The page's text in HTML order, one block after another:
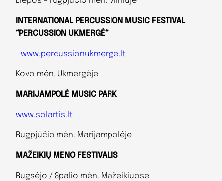
INTERNATIONAL PERCUSSION MUSIC FESTIVAL
“PERCUSSION UKMERGĖ“
www.percussionukmerge.lt
Kovo mėn. Ukmergėje
MARIJAMPOLĖ MUSIC PARK
www.solartis.lt
Rugpjūčio mėn. Marijampolėje
MAŽEIKIŲ MENO FESTIVALIS
Rugsėjo / Spalio mėn. Mažeikiuose